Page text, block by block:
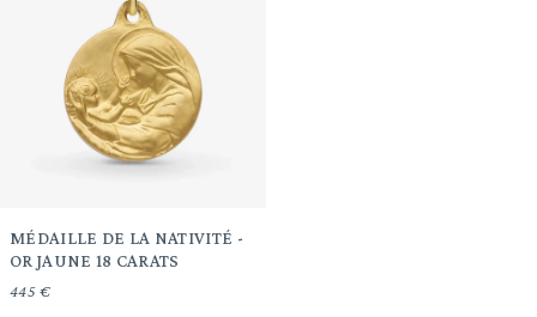
MÉDAILLE DE LA NATIVITÉ -
OR JAUNE 18 CARATS
445 €